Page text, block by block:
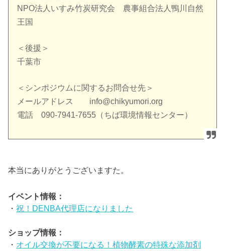
NPO法人いすみ竹炭研究会 農事組合法人鴨川自然
王国
＜後援＞
千葉市
＜シンポジウムに関するお問合せ先＞
メールアドレス info@chikyumori.org
電話 090-7941-7655（ちば環境情報センター）
本当にありがとうございますた。
イベント情報：
・祝！DENBA代理店になりました
ショップ情報：
・ オイル交換が不要になる！植物酵素の特殊な添加剤